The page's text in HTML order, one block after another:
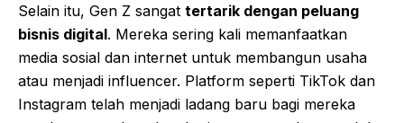
Selain itu, Gen Z sangat tertarik dengan peluang
bisnis digital. Mereka sering kali memanfaatkan
media sosial dan internet untuk membangun usaha
atau menjadi influencer. Platform seperti TikTok dan
Instagram telah menjadi ladang baru bagi mereka